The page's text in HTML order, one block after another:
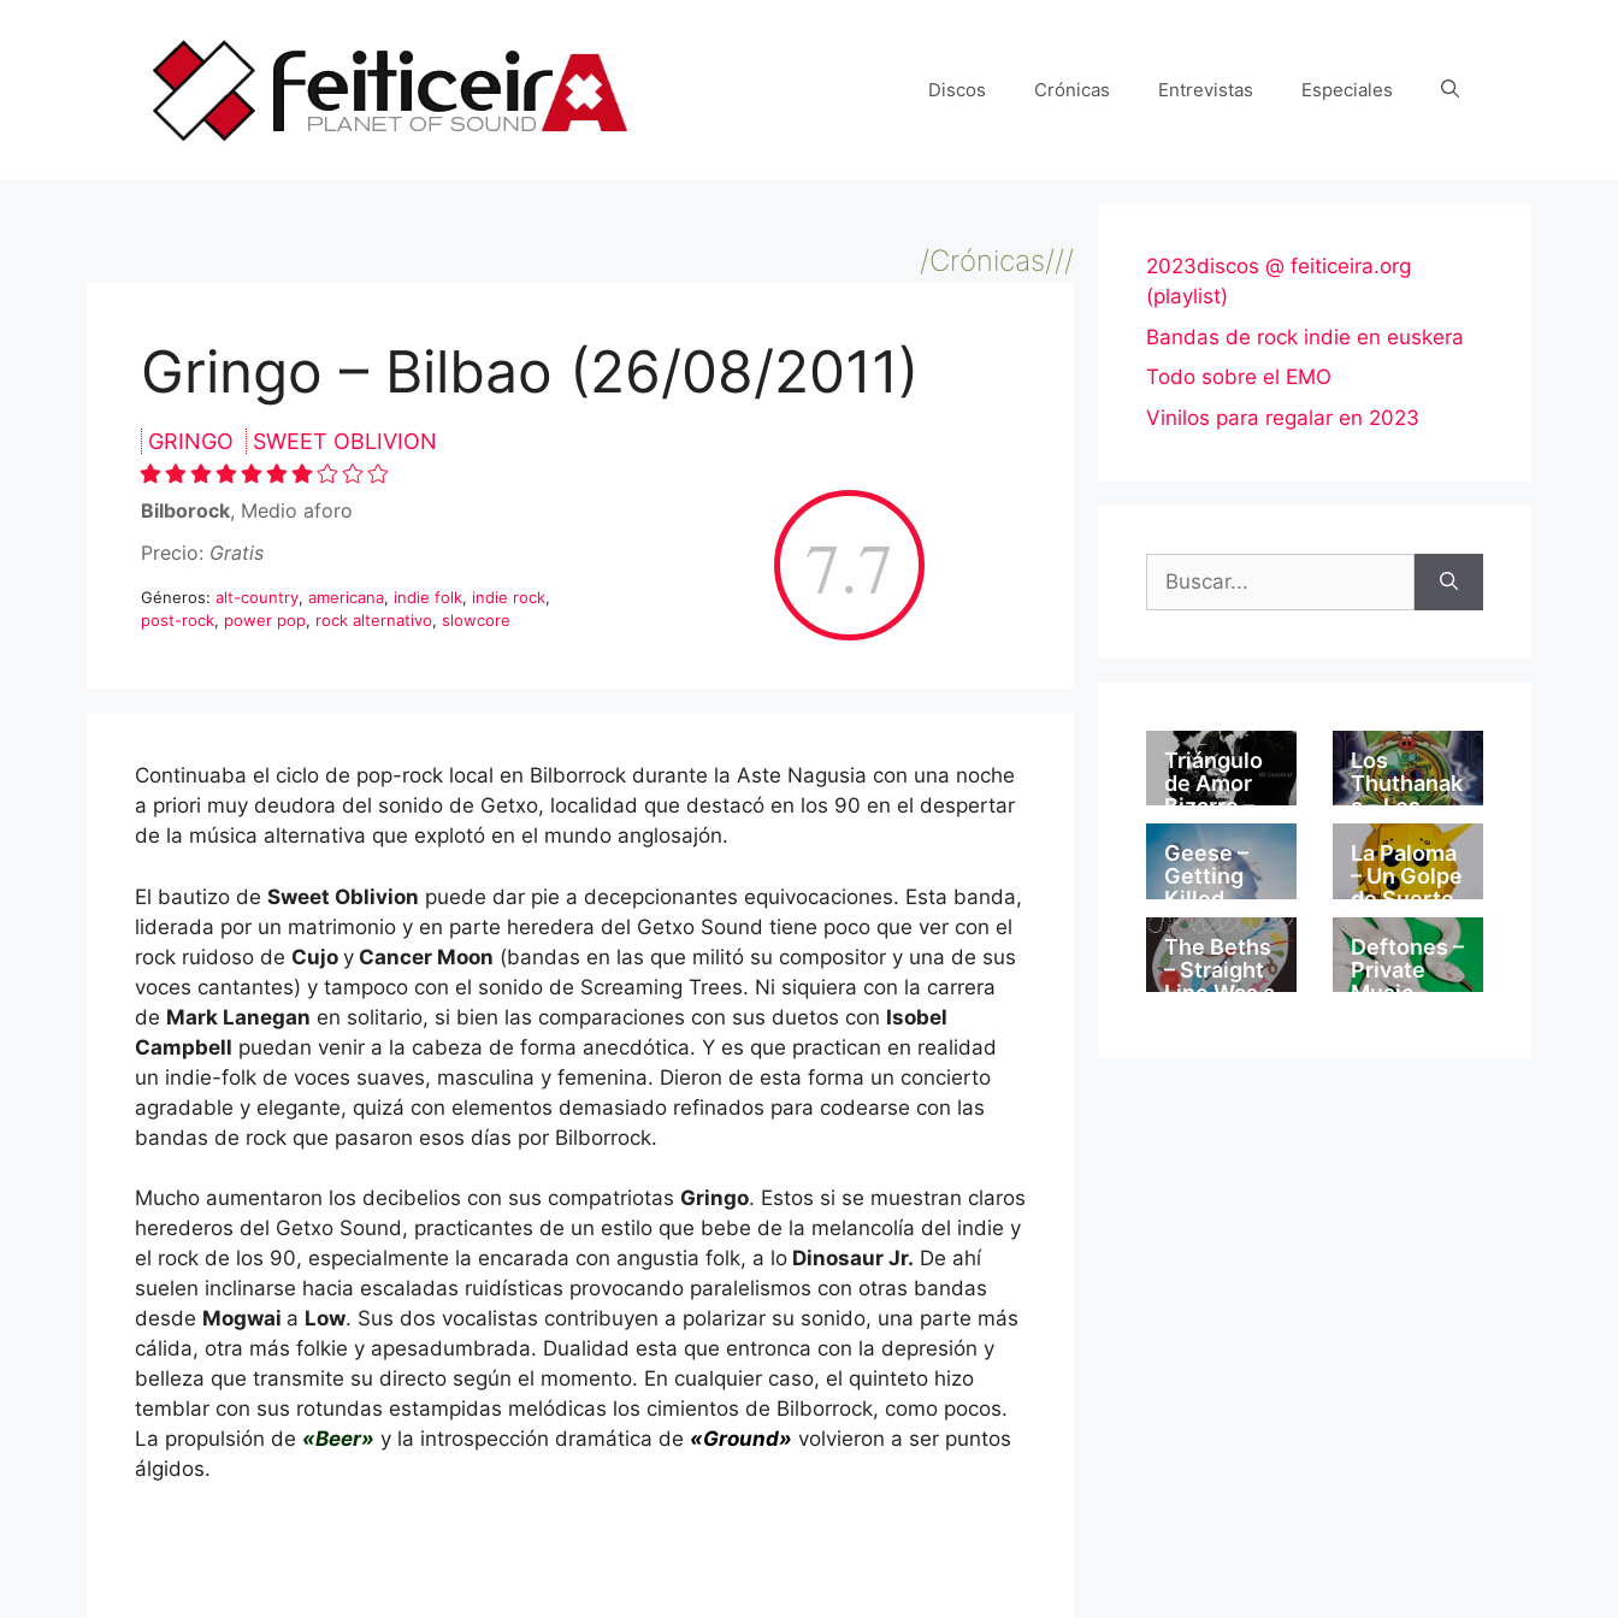
Discos Crónicas Entrevistas Especiales
/Crónicas///
Gringo – Bilbao (26/08/2011)
GRINGO SWEET OBLIVION
7.7
Bilborock, Medio aforo
Precio: Gratis
Géneros: alt-country, americana, indie folk, indie rock,
post-rock, power pop, rock alternativo, slowcore
Continuaba el ciclo de pop-rock local en Bilborrock durante la Aste Nagusia con una noche
a priori muy deudora del sonido de Getxo, localidad que destacó en los 90 en el despertar
de la música alternativa que explotó en el mundo anglosajón.
El bautizo de Sweet Oblivion puede dar pie a decepcionantes equivocaciones. Esta banda,
liderada por un matrimonio y en parte heredera del Getxo Sound tiene poco que ver con el
rock ruidoso de Cujo y Cancer Moon (bandas en las que militó su compositor y una de sus
voces cantantes) y tampoco con el sonido de Screaming Trees. Ni siquiera con la carrera
de Mark Lanegan en solitario, si bien las comparaciones con sus duetos con Isobel
Campbell puedan venir a la cabeza de forma anecdótica. Y es que practican en realidad
un indie-folk de voces suaves, masculina y femenina. Dieron de esta forma un concierto
agradable y elegante, quizá con elementos demasiado refinados para codearse con las
bandas de rock que pasaron esos días por Bilborrock.
Mucho aumentaron los decibelios con sus compatriotas Gringo. Estos si se muestran claros
herederos del Getxo Sound, practicantes de un estilo que bebe de la melancolía del indie y
el rock de los 90, especialmente la encarada con angustia folk, a lo Dinosaur Jr. De ahí
suelen inclinarse hacia escaladas ruidísticas provocando paralelismos con otras bandas
desde Mogwai a Low. Sus dos vocalistas contribuyen a polarizar su sonido, una parte más
cálida, otra más folkie y apesadumbrada. Dualidad esta que entronca con la depresión y
belleza que transmite su directo según el momento. En cualquier caso, el quinteto hizo
temblar con sus rotundas estampidas melódicas los cimientos de Bilborrock, como pocos.
La propulsión de «Beer» y la introspección dramática de «Ground» volvieron a ser puntos
álgidos.
2023discos @ feiticeira.org
(playlist)
Bandas de rock indie en euskera
Todo sobre el EMO
Vinilos para regalar en 2023
Triángulo
de Amor
Bizarro –
Mi
Catedral
Los
Thuthanak
a – Los
Thuthanak
a
Geese –
Getting
Killed
La Paloma
– Un Golpe
de Suerte
The Beths
– Straight
Line Was a
Deftones –
Private
Music